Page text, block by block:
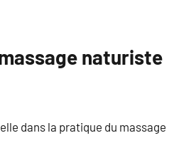
naturiste
dans la pratique du massage